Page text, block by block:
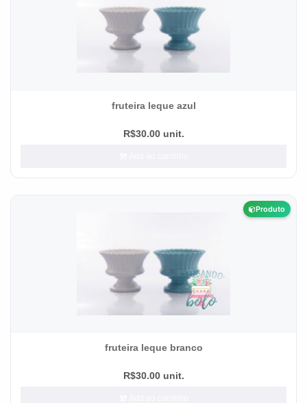
fruteira leque azul
R$30.00 unit.
Produto
fruteira leque branco
R$30.00 unit.